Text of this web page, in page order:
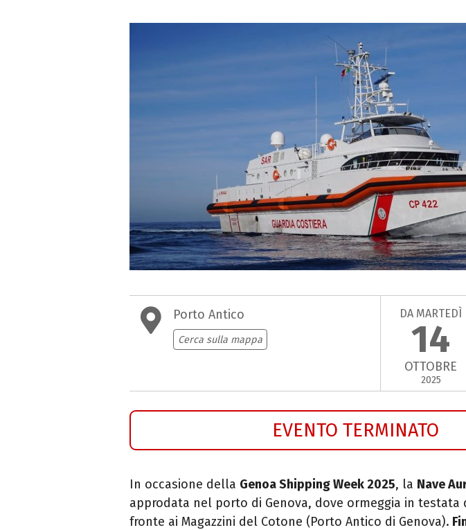
Porto Antico
Cerca sulla mappa
DA MARTEDÌ
14
OTTOBRE
2025
EVENTO TERMINATO
In occasione della GenoaShippingWeek 2025, la Nave
approdata nel porto di Genova, dove ormeggia in testata
fronte ai Magazzini del Cotone (Porto Antico di Genova).